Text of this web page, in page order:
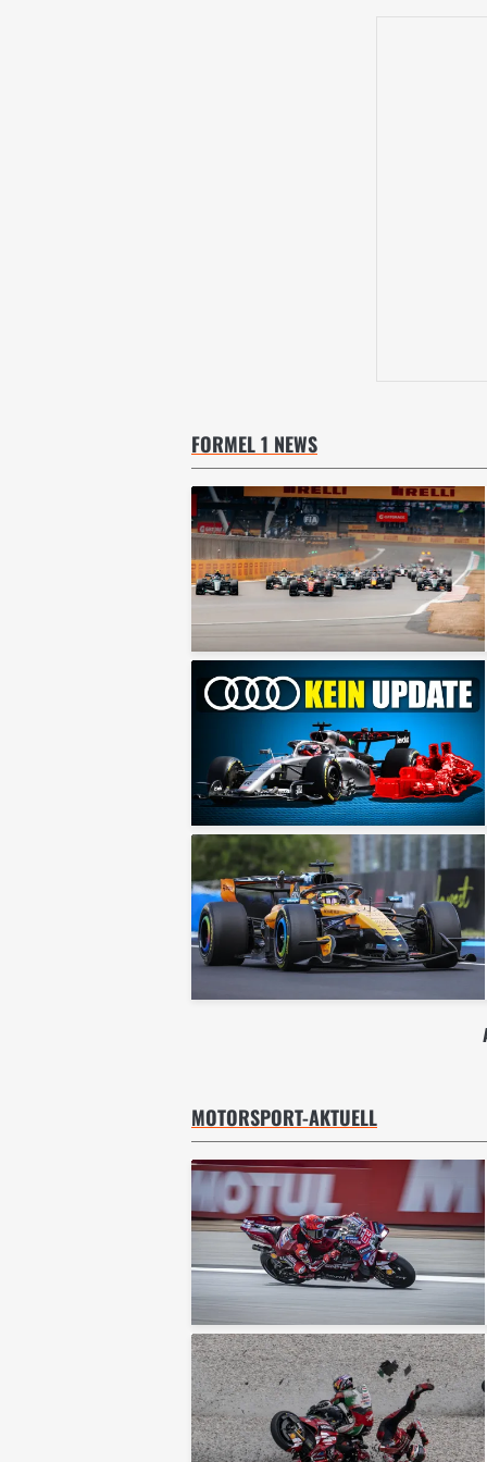
FORMEL 1 NEWS
MOTORSPORT-AKTUELL